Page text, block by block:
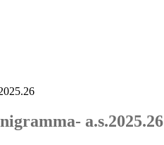
a.s.2025.26